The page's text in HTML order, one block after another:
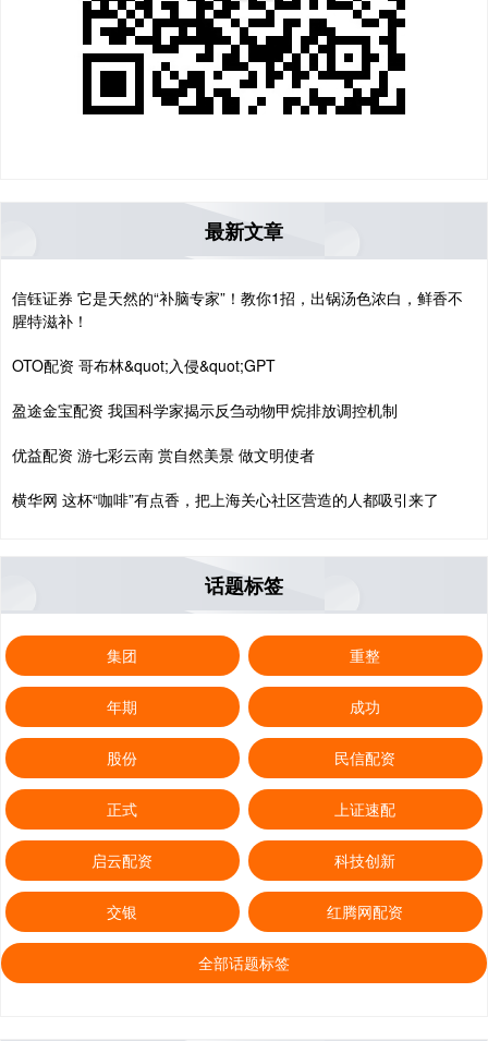
最新文章
信钰证券 它是天然的“补脑专家”！教你1招，出锅汤色浓白，鲜香不
腥特滋补！
OTO配资 哥布林&quot;入侵&quot;GPT
盈途金宝配资 我国科学家揭示反刍动物甲烷排放调控机制
优益配资 游七彩云南 赏自然美景 做文明使者
横华网 这杯“咖啡”有点香，把上海关心社区营造的人都吸引来了
话题标签
集团 重整
年期 成功
股份 民信配资
正式 上证速配
启云配资 科技创新
交银 红腾网配资
全部话题标签